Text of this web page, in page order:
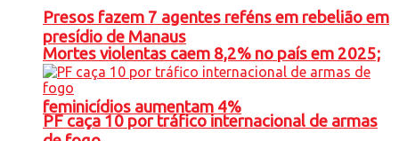
Mortes violentas caem 8,2% no país em 2025;
feminicídios aumentam 4%
Presos fazem 7 agentes reféns em rebelião em
presídio de Manaus
PF caça 10 por tráfico internacional de armas